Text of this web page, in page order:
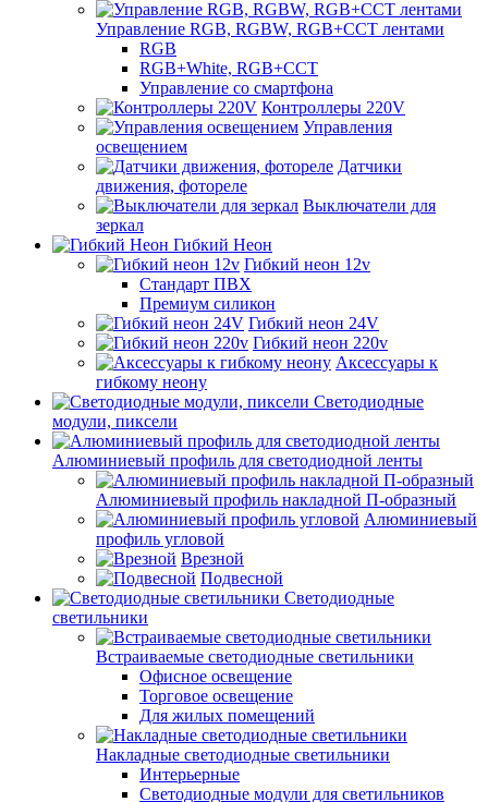
Управление RGB, RGBW, RGB+CCT лентами
RGB
RGB+White, RGB+CCT
Управление со смартфона
Контроллеры 220V
Управления
освещением
Датчики
движения, фотореле
Выключатели для
зеркал
Гибкий Неон
Гибкий неон 12v
Стандарт ПВХ
Премиум силикон
Гибкий неон 24V
Гибкий неон 220v
Аксессуары к
гибкому неону
Светодиодные
модули, пиксели
Алюминиевый профиль для светодиодной ленты
Алюминиевый профиль накладной П-образный
Алюминиевый
профиль угловой
Врезной
Подвесной
Светодиодные
светильники
Встраиваемые светодиодные светильники
Офисное освещение
Торговое освещение
Для жилых помещений
Накладные светодиодные светильники
Интерьерные
Светодиодные модули для светильников